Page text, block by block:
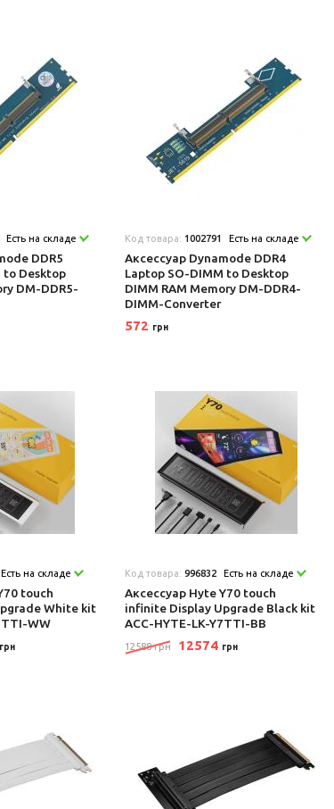
Есть на складе
DDR5
to Desktop
DM-DDR5-
Код товара: 1002791 Есть на складе
Аксеcсуар Dynamode DDR4
Laptop SO-DIMM to Desktop
DIMM RAM Memory DM-DDR4-
DIMM-Converter
572 грн
Есть на складе
touch
White kit
WW
грн
Код товара: 996832 Есть на складе
Аксеcсуар Hyte Y70 touch
infinite Display Upgrade Black kit
ACC-HYTE-LK-Y7TTI-BB
12588 грн 12574 грн